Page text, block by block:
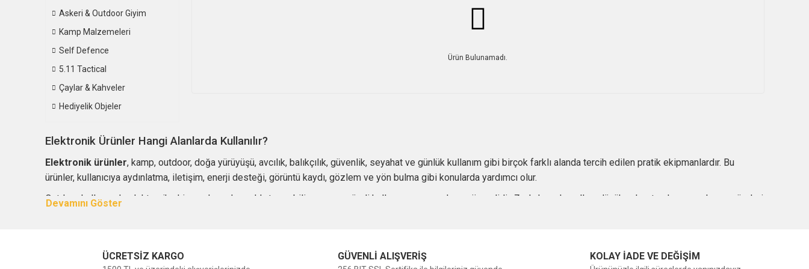
Askeri & Outdoor Giyim
Kamp Malzemeleri
Self Defence
5.11 Tactical
Çaylar & Kahveler
Hediyelik Objeler
Ürün Bulunamadı.
Elektronik Ürünler Hangi Alanlarda Kullanılır?
Elektronik ürünler, kamp, outdoor, doğa yürüyüşü, avcılık, balıkçılık, güvenlik, seyahat ve günlük kullanım gibi birçok farklı alanda tercih edilen pratik ekipmanlardır. Bu
ürünler, kullanıcıya aydınlatma, iletişim, enerji desteği, görüntü kaydı, gözlem ve yön bulma gibi konularda yardımcı olur.
Outdoor kullanımda elektronik ekipmanların dayanıklı, taşınabilir ve uzun süreli kullanıma uygun olması önemlidir. Zorlu hava koşulları, düşük ışık ortamları, uzun kamp süreleri
Kamp ve outdoor aktivitelerde en çok ihtiyaç duyulan elektronik ürünlerin başında el fenerleri, kafa lambaları, şarj cihazları, taşınabilir güç kaynakları, piller ve bataryalar gelir.
ÜCRETSİZ KARGO GÜVENLİ ALIŞVERİŞ KOLAY İADE VE DEĞİŞİM